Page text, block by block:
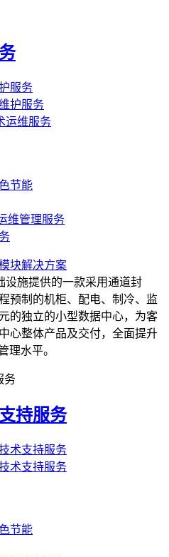
服务
护服务
运维服务
节能
维管理服务
块解决方案
设施提供的一款采用通道封
预制的机柜、配电、制冷、监
的独立的小型数据中心，为客
心整体产品及交付，全面提升
理水平。
务
持服务
术支持服务
术支持服务
节能